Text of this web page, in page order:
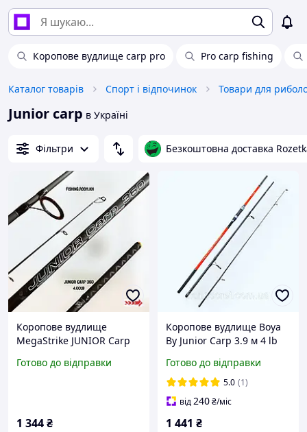
Коропове вудлище carp pro Pro carp fishing
Каталог товарів Спорт і відпочинок Товари для
Junior carp в Україні
Фільтри Безкоштовна доставка
Коропове вудлище
MegaStrike JUNIOR Carp
Готово до відправки
1 344₴
Коропове вудлище Boya
By Junior Carp 3.9 м 4 lb
Готово до відправки
5.0 (1)
від240₴/міс
1 441 ₴